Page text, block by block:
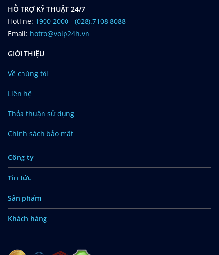
HỖ TRỢ KỸ THUẬT 24/7
Hotline: 1900 2000 - (028).7108.8088
Email: hotro@voip24h.vn
GIỚI THIỆU
Về chúng tôi
Liên hệ
Thỏa thuận sử dụng
Chính sách bảo mật
Công ty
Tin tức
Sản phẩm
Khách hàng